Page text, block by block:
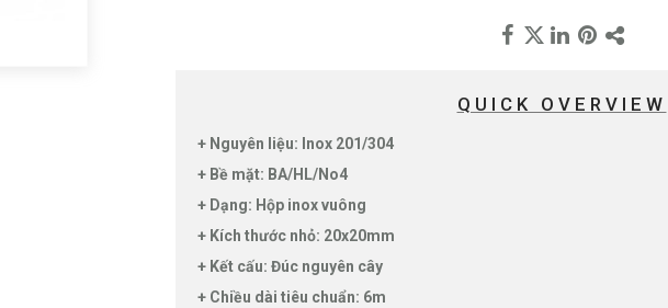
QUICK OVERVIEW
+ Nguyên liệu: Inox 201/304
+ Bề mặt: BA/HL/No4
+ Dạng: Hộp inox vuông
+ Kích thước nhỏ: 20x20mm
+ Kết cấu: Đúc nguyên cây
+ Chiều dài tiêu chuẩn: 6m